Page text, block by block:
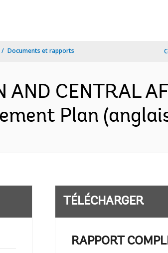
Documents et rapports
AND CENTRAL
Plan
TÉLÉCHARGER
RAPPORT